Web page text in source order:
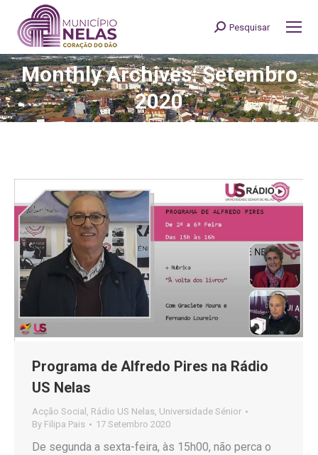
Search:
Pesquisar
Monthly Archives: Setembro
2020
You are here:
Programa de Alfredo Pires na Rádio
US Nelas
Acção Social , Rádio US Nelas, Universidade Sénior
By Filipa Pais 17 Setembro 2020
De segunda a sexta-feira, às 15h00, não perca o